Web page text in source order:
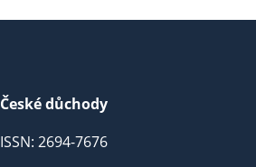
České důchody
ISSN: 2694-7676